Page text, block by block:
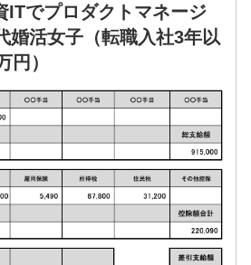
ITでプロダクトマネージ
婚活女子（転職入社3年以
円）